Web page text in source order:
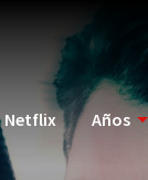
Netflix Años